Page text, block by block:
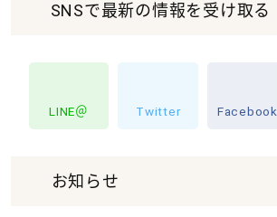
SNSで最新の情報を受け取る
LINE＠ Twitter Facebook
お知らせ